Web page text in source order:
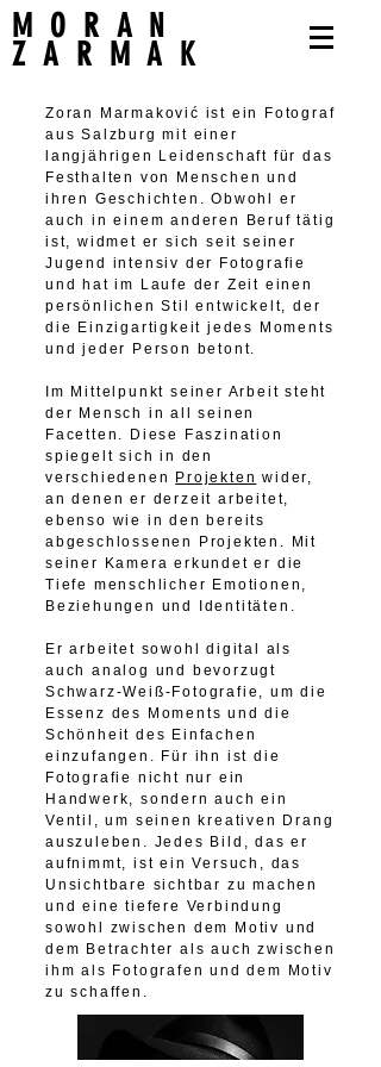
MORAN
ZARMAK
Zoran Marmaković ist ein Fotograf
aus Salzburg mit einer
langjährigen Leidenschaft für das
Festhalten von Menschen und
ihren Geschichten. Obwohl er
auch in einem anderen Beruf tätig
ist, widmet er sich seit seiner
Jugend intensiv der Fotografie
und hat im Laufe der Zeit einen
persönlichen Stil entwickelt, der
die Einzigartigkeit jedes Moments
und jeder Person betont.
Im Mittelpunkt seiner Arbeit steht
der Mensch in all seinen
Facetten. Diese Faszination
spiegelt sich in den
verschiedenen
Projekten wider,
an denen er derzeit arbeitet,
ebenso wie in den bereits
abgeschlossenen Projekten. Mit
seiner Kamera erkundet er die
Tiefe menschlicher Emotionen,
Beziehungen und Identitäten.
Er arbeitet sowohl digital als
auch analog und bevorzugt
Schwarz-Weiß-Fotografie, um die
Essenz des Moments und die
Schönheit des Einfachen
einzufangen. Für ihn ist die
Fotografie nicht nur ein
Handwerk, sondern auch ein
Ventil, um seinen kreativen Drang
auszuleben. Jedes Bild, das er
aufnimmt, ist ein Versuch, das
Unsichtbare sichtbar zu machen
und eine tiefere Verbindung
sowohl zwischen dem Motiv und
dem Betrachter als auch zwischen
ihm als Fotografen und dem Motiv
zu schaffen.